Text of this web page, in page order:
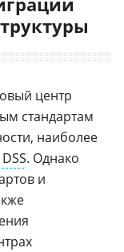
центр
стандартам
наиболее
. Однако
и